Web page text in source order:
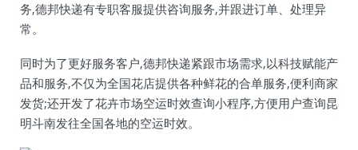
务,德邦快递有专职客服提供咨询服务,并跟进订单、处理异
常。
同时为了更好服务客户,德邦快递紧跟市场需求,以科技赋能产
品和服务,不仅为全国花店提供各种鲜花的合单服务,便利商家
发货;还开发了花卉市场空运时效查询小程序,方便用户查询昆
明斗南发往全国各地的空运时效。